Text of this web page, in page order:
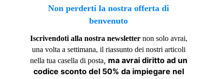
Non perderti la nostra offerta di
benvenuto
Iscrivendoti alla nostra newsletternon solo avrai,
una volta a settimana, il riassunto dei nostri articoli
nella tua casella di posta, ma avrai diritto ad un
codice sconto del 50% da impiegare nel